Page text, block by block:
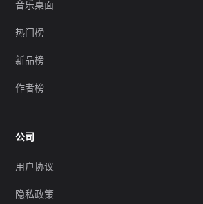
音乐桌面
热门榜
新品榜
作者榜
公司
用户协议
隐私政策